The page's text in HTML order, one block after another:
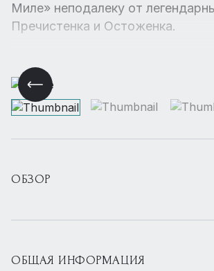
Миле» неподалеку от
Пречистенка и Остоженка.
ОБЗОР
ОБЩАЯ ИНФОРМАЦИЯ